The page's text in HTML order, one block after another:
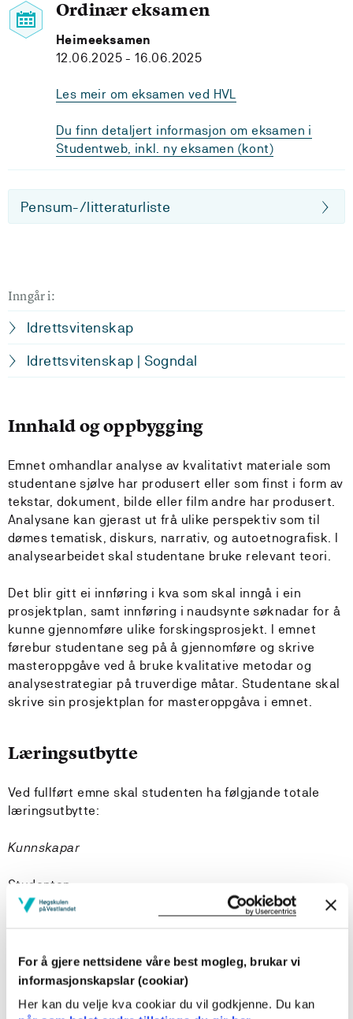
For å gjere nettsidene våre best mogleg, brukar vi
informasjonskapslar (cookiar)
Her kan du velje kva cookiar du vil godkjenne. Du kan
Ordinær eksamen
Heimeeksamen
12.06.2025 - 16.06.2025
Les meir om eksamen ved HVL
Du finn detaljert informasjon om eksamen i
Studentweb, inkl. ny eksamen (kont)
Pensum-/litteraturliste
Inngår i:
Idrettsvitenskap
Idrettsvitenskap | Sogndal
Innhald og oppbygging
Emnet omhandlar analyse av kvalitativt materiale som
studentane sjølve har produsert eller som finst i form av
tekstar, dokument, bilde eller film andre har produsert.
Analysane kan gjerast ut frå ulike perspektiv som til
dømes tematisk, diskurs, narrativ, og autoetnografisk. I
analysearbeidet skal studentane bruke relevant teori.
Det blir gitt ei innføring i kva som skal inngå i ein
prosjektplan, samt innføring i naudsynte søknadar for å
kunne gjennomføre ulike forskingsprosjekt. I emnet
førebur studentane seg på å gjennomføre og skrive
masteroppgåve ved å bruke kvalitative metodar og
analysestrategiar på truverdige måtar. Studentane skal
skrive sin prosjektplan for masteroppgåva i emnet.
Læringsutbytte
Ved fullført emne skal studenten ha følgjande totale
læringsutbytte:
Kunnskapar
Studenten
har inngåande kunnskap om viktige omgrep i
har god kunnskap om kvalitative analysestrategiar
har ei god forståing av ulike forskarposisjonar i
kan vurdere behovet for å søke sentrale myndigheiter